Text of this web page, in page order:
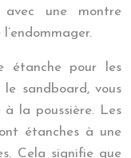
une montre
étanche pour les
sandboard, vous
à la poussière. Les
étanches à une
Cela signifie que